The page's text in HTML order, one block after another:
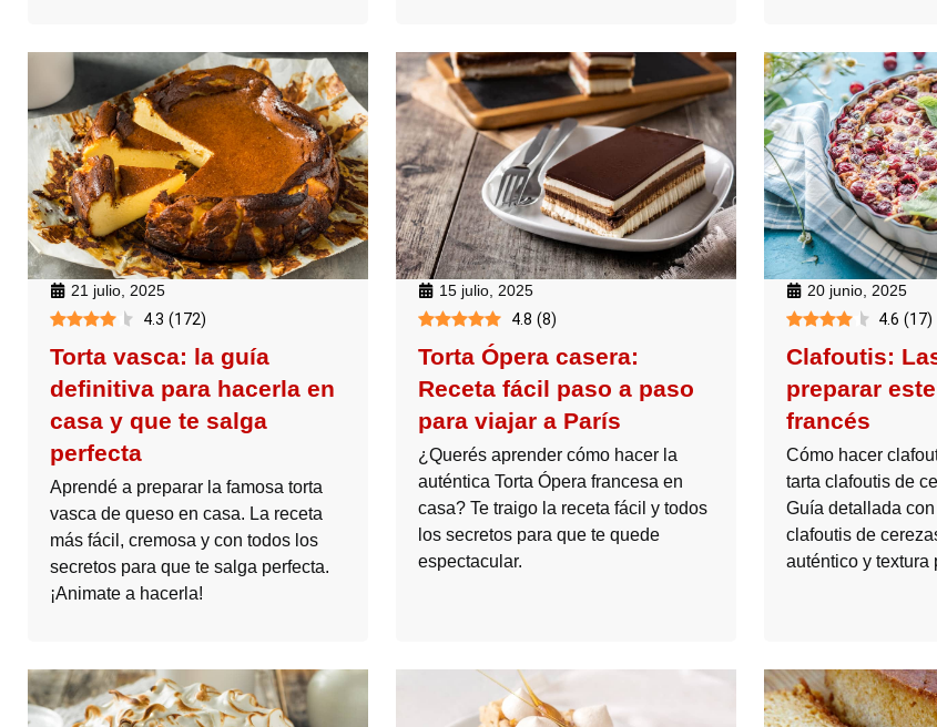
21 julio, 2025
4.3 (172)
Torta vasca: la guía
definitiva para hacerla en
casa y que te salga
perfecta
Aprendé a preparar la famosa torta
vasca de queso en casa. La receta
más fácil, cremosa y con todos los
secretos para que te salga perfecta.
¡Animate a hacerla!
15 julio, 2025
4.8 (8)
Torta Ópera casera:
Receta fácil paso a paso
para viajar a París
¿Querés aprender cómo hacer la
auténtica Torta Ópera francesa en
casa? Te traigo la receta fácil y todos
los secretos para que te quede
espectacular.
20 junio, 2025
4.6 (17)
Clafoutis:
preparar
francés
Cómo hacer
tarta clafoutis de
Guía detallada
clafoutis de
auténtico y textura